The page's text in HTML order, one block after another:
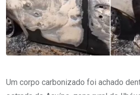
Um corpo carbonizado foi achado